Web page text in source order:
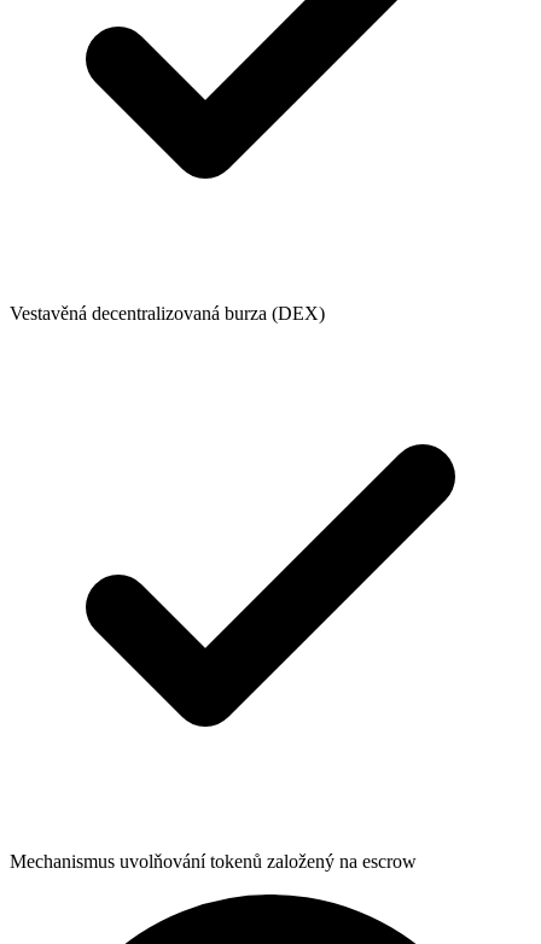
Vestavěná decentralizovaná burza (DEX)
Mechanismus uvolňování tokenů založený na escrow